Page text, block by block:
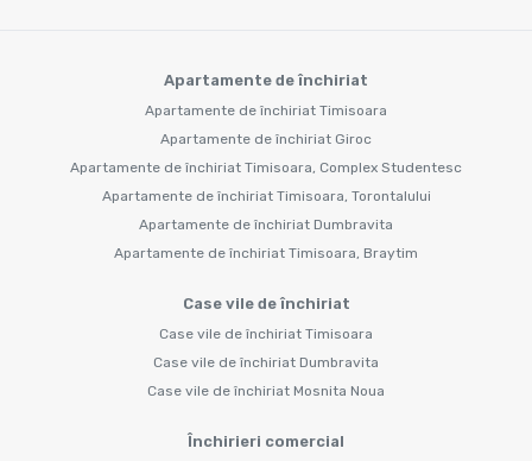
Apartamente de închiriat
Apartamente de închiriat Timisoara
Apartamente de închiriat Giroc
Apartamente de închiriat Timisoara, Complex Studentesc
Apartamente de închiriat Timisoara, Torontalului
Apartamente de închiriat Dumbravita
Apartamente de închiriat Timisoara, Braytim
Case vile de închiriat
Case vile de închiriat Timisoara
Case vile de închiriat Dumbravita
Case vile de închiriat Mosnita Noua
Închirieri comercial